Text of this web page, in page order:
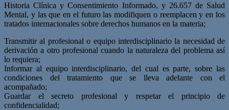
Historia Clínica y Consentimiento Informado, y 26.657 de Salud
Mental, y las que en el futuro las modifiquen o reemplacen y en los
tratados internacionales sobre derechos humanos en la materia;
Transmitir al profesional o equipo interdisciplinario la necesidad de
derivación a otro profesional cuando la naturaleza del problema así
lo requiera;
Informar al equipo interdisciplinario, del cual es parte, sobre las
condiciones del tratamiento que se lleva adelante con el
acompañado;
Guardar el secreto profesional y respetar el principio de
confidencialidad;